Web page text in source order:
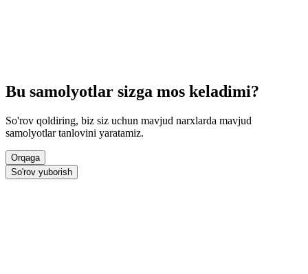
Bu samolyotlar sizga mos keladimi?
So'rov qoldiring, biz siz uchun mavjud narxlarda mavjud
samolyotlar tanlovini yaratamiz.
Orqaga
So'rov yuborish